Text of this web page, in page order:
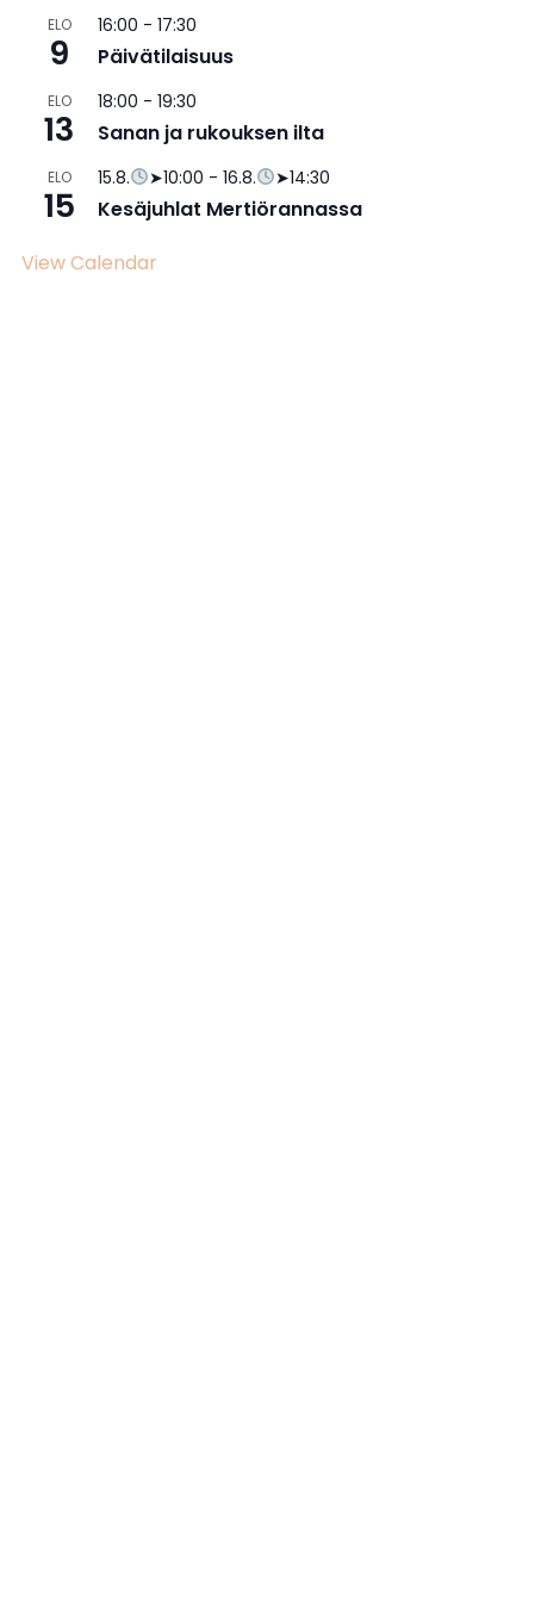
ELO
9
16:00 - 17:30
Päivätilaisuus
ELO
13
18:00 - 19:30
Sanan ja rukouksen ilta
ELO
15
15.8. ➤10:00 - 16.8. ➤14:30
Kesäjuhlat Mertiörannassa
View Calendar